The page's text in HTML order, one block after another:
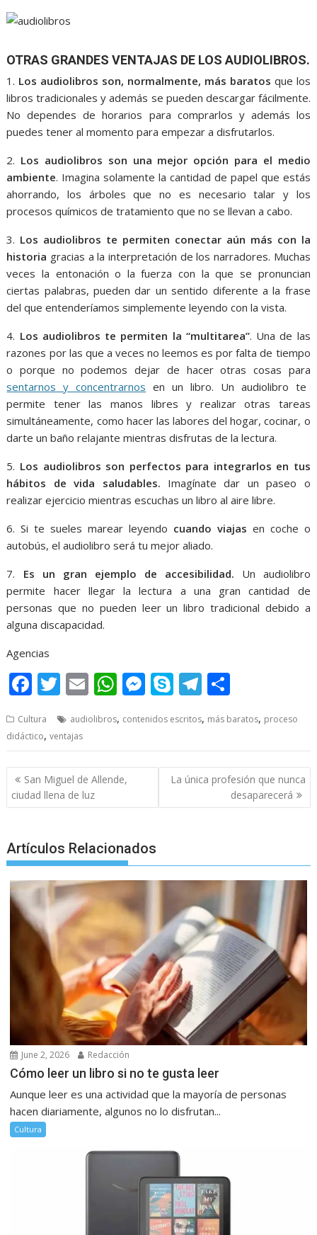
OTRAS GRANDES VENTAJAS DE LOS AUDIOLIBROS.
1. Los audiolibros son, normalmente, más baratos que los
libros tradicionales y además se pueden descargar fácilmente.
No dependes de horarios para comprarlos y además los
puedes tener al momento para empezar a disfrutarlos.
2. Los audiolibros son una mejor opción para el medio
ambiente. Imagina solamente la cantidad de papel que estás
ahorrando, los árboles que no es necesario talar y los
procesos químicos de tratamiento que no se llevan a cabo.
3. Los audiolibros te permiten conectar aún más con la
historia gracias a la interpretación de los narradores. Muchas
veces la entonación o la fuerza con la que se pronuncian
ciertas palabras, pueden dar un sentido diferente a la frase
del que entenderíamos simplemente leyendo con la vista.
4. Los audiolibros te permiten la “multitarea”. Una de las
razones por las que a veces no leemos es por falta de tiempo
o porque no podemos dejar de hacer otras cosas para
sentarnos y concentrarnos en un libro. Un audiolibro te
permite tener las manos libres y realizar otras tareas
simultáneamente, como hacer las labores del hogar, cocinar, o
darte un baño relajante mientras disfrutas de la lectura.
5. Los audiolibros son perfectos para integrarlos en tus
hábitos de vida saludables. Imagínate dar un paseo o
realizar ejercicio mientras escuchas un libro al aire libre.
6. Si te sueles marear leyendo cuando viajas en coche o
autobús, el audiolibro será tu mejor aliado.
7. Es un gran ejemplo de accesibilidad. Un audiolibro
permite hacer llegar la lectura a una gran cantidad de
personas que no pueden leer un libro tradicional debido a
alguna discapacidad.
Agencias
F
e
b
o
o
T
itt
er
E
ai
l
W
at
s
A
M
ss
e
n
S
y
p
e
T
e
gr
a
ar
e
Cultura audiolibros, contenidos escritos, más baratos, proceso
didáctico,ventajas
Post
navigation
San Miguel de Allende,
ciudad llena de luz
La única profesión que nunca
desaparecerá
Artículos Relacionados
June 2, 2026 Redacción
Cómo leer un libro si no te gusta leer
Aunque leer es una actividad que la mayoría de personas
hacen diariamente, algunos no lo disfrutan...
Cultura